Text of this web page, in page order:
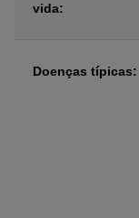
vida:
Doenças típicas: